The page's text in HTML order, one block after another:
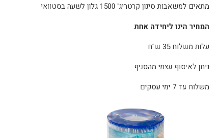
מתאים למשאבות סינון קרטריג' 1500 גלון לשעה בסטוואי
המחיר הינו ליחידה אחת
עלות משלוח 35 ש"ח
ניתן לאיסוף עצמי מהסניף
משלוח עד 7 ימי עסקים